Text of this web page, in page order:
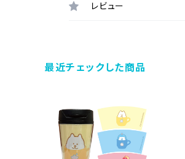
レビュー
最近チェックした商品